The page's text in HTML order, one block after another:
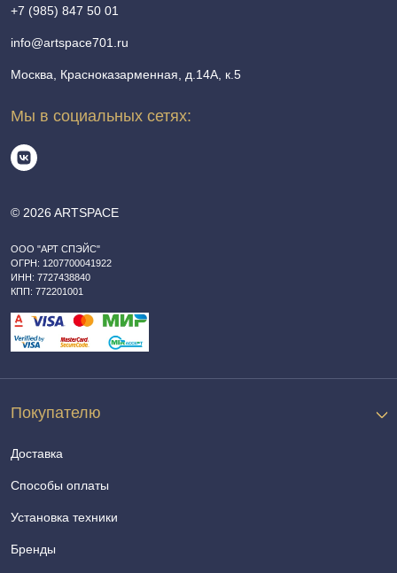
© 2026 ARTSPACE
ООО "АРТ СПЭЙС"
ОГРН: 1207700041922
ИНН: 7727438840
КПП: 772201001
Покупателю
Доставка
Способы оплаты
Установка техники
Бренды
+7 (985) 847 50 01
info@artspace701.ru
Москва, Красноказарменная, д.14А, к.5
Мы в социальных сетях: